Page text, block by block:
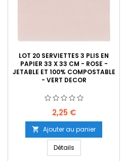
LOT 20 SERVIETTES 3 PLIS EN
PAPIER 33 X 33 CM - ROSE -
JETABLE ET 100% COMPOSTABLE
- VERT DECOR
Prix
2,25 €
 Ajouter au panier
Détails